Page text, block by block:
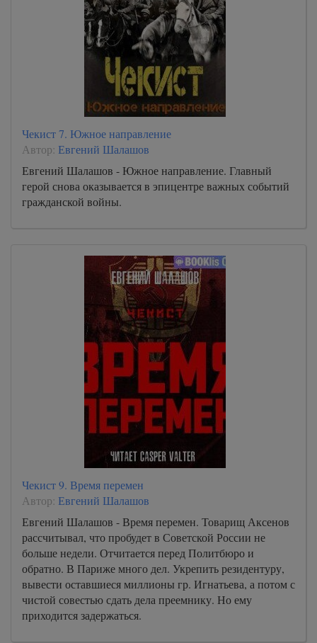
Чекист 7. Южное направление
Автор: Евгений Шалашов
Евгений Шалашов - Южное направление. Главный
герой снова оказывается в эпицентре важных событий
гражданской войны.
Чекист 9. Время перемен
Автор: Евгений Шалашов
Евгений Шалашов - Время перемен. Товарищ Аксенов
рассчитывал, что пробудет в Советской России не
больше недели. Отчитается перед Политбюро и
обратно. В Париже много дел. Укрепить резидентуру,
вывести оставшиеся миллионы гр. Игнатьева, а потом с
чистой совестью сдать дела преемнику. Но ему
приходится задержаться.